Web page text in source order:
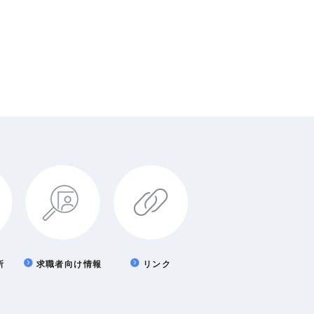
求職者向け情報 リンク